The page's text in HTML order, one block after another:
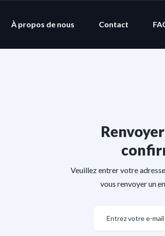
À propos de nous Contact
Veuillez entrer votre
vous renvoyer un